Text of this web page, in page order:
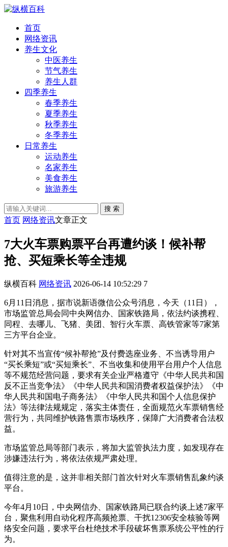
首页
网络资讯
养生文化
中医养生
节气养生
养生人群
四季养生
春季养生
夏季养生
秋季养生
冬季养生
日常养生
运动养生
名家养生
美食养生
旅游养生
搜 索
首页 网络资讯文章正文
7大火车票购票平台再遭约谈！候补帮
抢、买短乘长等全违规
纵横百科 网络资讯 2026-06-14 10:52:29 7
6月11日消息，据市说新语微信公众号消息，今天（11日），
市场监管总局会同中央网信办、国家铁路局，依法约谈携程、
同程、去哪儿、飞猪、美团、智行火车票、高铁管家等7家第
三方平台企业。
针对其不当宣传“候补帮抢”及付费选座业务、不当诱导用户
“买长乘短”或“买短乘长”、不当收集和使用平台用户个人信息
等不规范经营问题，要求有关企业严格遵守《中华人民共和国
反不正当竞争法》《中华人民共和国消费者权益保护法》《中
华人民共和国电子商务法》《中华人民共和国个人信息保护
法》等法律法规规定，落实主体责任，全面规范火车票销售经
营行为，共同维护铁路售票市场秩序，保障广大消费者合法权
益。
市场监管总局等部门表示，将加大监管执法力度，如发现存在
涉嫌违法行为，将依法依规严肃处理。
值得注意的是，这并非相关部门首次针对火车票销售乱象约谈
平台。
今年4月10日，中央网信办、国家铁路局已联合约谈上述7家平
台，聚焦利用自动化程序高频抢票、干扰12306安全核验等网
络安全问题，要求平台杜绝技术手段破坏售票系统公平性的行
为。